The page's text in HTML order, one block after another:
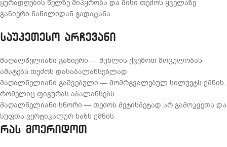
ყურადღების წელზე მიპყრობა და მისი თეძოს ყველაზე
განიერი ნაწილიდან გადატანა.
საუკეთესო არჩევანი
მაღალწელიანი განიერი — მუხლის ქვემოთ მოცულობას
ამატებს თეძოს დასაბალანსებლად
მაღალწელიანი გაშვებული — მომრგვალებულ სილუეტს ქმნის,
რომელიც ფიგურას აბალანსებს
მაღალწელიანი სწორი — თეძოს მეტისმეტად არ გამოკვეთს და
სუფთა ვერტიკალურ ხაზს ქმნის
რას მოერიდოთ